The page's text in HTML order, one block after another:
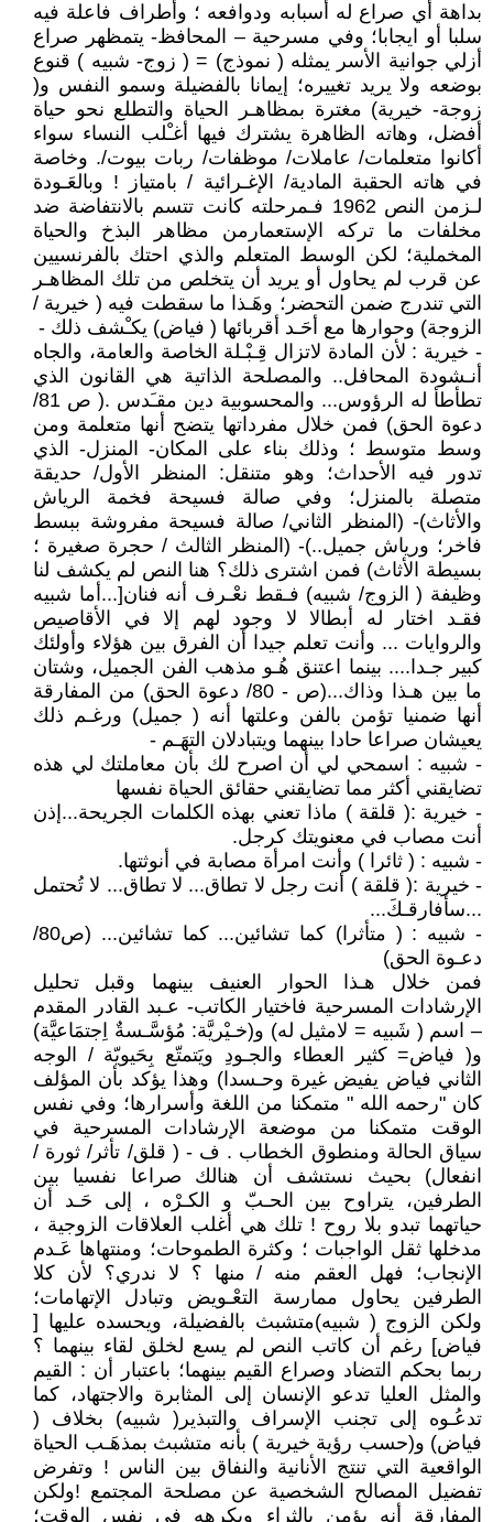
بداهة أي صراع له أسبابه ودوافعه ؛ وأطراف فاعلة فيه
سلبا أو ايجابا؛ وفي مسرحية – المحافظ- يتمظهر صراع
أزلي جوانية الأسر يمثله ( نموذج) = ( زوج- شبيه ) قنوع
بوضعه ولا يريد تغييره؛ إيمانا بالفضيلة وسمو النفس و(
زوجة- خيرية) مغترة بمظاهـر الحياة والتطلع نحو حياة
أفضل، وهاته الظاهرة يشترك فيها أغـْلب النساء سواء
أكانوا متعلمات/ عاملات/ موظفات/ ربات بيوت/. وخاصة
في هاته الحقبة المادية/ الإغـرائية / بامتياز ! وبالعَـودة
لـزمن النص 1962 فـمرحلته كانت تتسم بالانتفاضة ضد
مخلفات ما تركه الإستعمارمن مظاهر البذخ والحياة
المخملية؛ لكن الوسط المتعلم والذي احتك بالفرنسيين
عن قرب لم يحاول أو يريد أن يتخلص من تلك المظاهـر
التي تندرج ضمن التحضر؛ وهَـذا ما سقطت فيه ( خيرية /
الزوجة) وحوارها مع أحَـد أقربائها ( فياض) يكـْشف ذلك -
- خيرية : لأن المادة لاتزال قِـبْـلة الخاصة والعامة، والجاه
أنـشودة المحافل.. والمصلحة الذاتية هي القانون الذي
تطأطأ له الرؤوس... والمحسوبية دين مقـَدس .( ص 81/
دعوة الحق) فمن خلال مفرداتها يتضح أنها متعلمة ومن
وسط متوسط ؛ وذلك بناء على المكان- المنزل- الذي
تدور فيه الأحداث؛ وهو متنقل: المنظر الأول/ حديقة
متصلة بالمنزل؛ وفي صالة فسيحة فخمة الرياش
والأثاث)- (المنظر الثاني/ صالة فسيحة مفروشة ببسط
فاخر؛ ورياش جميل..)- (المنظر الثالث / حجرة صغيرة ؛
بسيطة الأثاث) فمن اشترى ذلك؟ هنا النص لم يكشف لنا
وظيفة ( الزوج/ شبيه) فـقط نعْـرف أنه فنان[...أما شبيه
فقـد اختار له أبطالا لا وجود لهم إلا في الأقاصيص
والروايات ... وأنت تعلم جيدا أن الفرق بين هؤلاء وأولئك
كبير جـدا.... بينما اعتنق هُـو مذهب الفن الجميل، وشتان
ما بين هـذا وذاك...(ص - 80/ دعوة الحق) من المفارقة
أنها ضمنيا تؤمن بالفن وعلتها أنه ( جميل) ورغـم ذلك
يعيشان صراعا حادا بينهما ويتبادلان التهَـم -
- شبيه : اسمحي لي أن اصرح لك بأن معاملتك لي هذه
تضايقني أكثر مما تضايقني حقائق الحياة نفسها
- خيرية :( قلقة ) ماذا تعني بهذه الكلمات الجريحة...إذن
أنت مصاب في معنويتك كرجل.
- شبيه : ( ثائرا ) وأنت امرأة مصابة في أنوثتها.
- خيرية :( قلقة ) أنت رجل لا تطاق... لا تطاق... لا تُحتمل
...سأفارقـكَ...
- شبيه : ( متأثرا) كما تشائين... كما تشائين... (ص80/
دعـوة الحق)
فمن خلال هـذا الحوار العنيف بينهما وقبل تحليل
الإرشادات المسرحية فاختيار الكاتب- عـبد القادر المقدم
– اسم ( شَبيه = لامثيل له) و(خـيْريَّة: مُؤسَّـسةٌ اِجتمَاعيَّة)
و( فياض= كثير العطاء والجـودِ ويَتمتّع بِحَيويّة / الوجه
الثاني فياض يفيض غيرة وحـسدا) وهذا يؤكد بأن المؤلف
كان "رحمه الله " متمكنا من اللغة وأسرارها؛ وفي نفس
الوقت متمكنا من موضعة الإرشادات المسرحية في
سياق الحالة ومنطوق الخطاب . ف - ( قلق/ تأثر/ ثورة /
انفعال) بحيث نستشف أن هنالك صراعا نفسيا بين
الطرفين، يتراوح بين الحـبّ و الكـرْه ، إلى حَـد أن
حياتهما تبدو بلا روح ! تلك هي أغلب العلاقات الزوجية ،
مدخلها ثقل الواجبات ؛ وكثرة الطموحات؛ ومنتهاها عَـدم
الإنجاب؛ فهل العقم منه / منها ؟ لا ندري؟ لأن كلا
الطرفين يحاول ممارسة التعْـويض وتبادل الإتهامات؛
ولكن الزوج ( شبيه)متشبث بالفضيلة، ويحسده عليها [
فياض] رغم أن كاتب النص لم يسع لخلق لقاء بينهما ؟
ربما بحكم التضاد وصراع القيم بينهما؛ باعتبار أن : القيم
والمثل العليا تدعو الإنسان إلى المثابرة والاجتهاد، كما
تدعُـوه إلى تجنب الإسراف والتبذير( شبيه) بخلاف (
فياض) و(حسب رؤية خيرية ) بأنه متشبث بمذهَـب الحياة
الواقعية التي تنتج الأنانية والنفاق بين الناس ! وتفرض
تفضيل المصالح الشخصية عن مصلحة المجتمع !ولكن
المفارقة أنه يؤمن بالثراء ويكرهه في نفس الوقت؛